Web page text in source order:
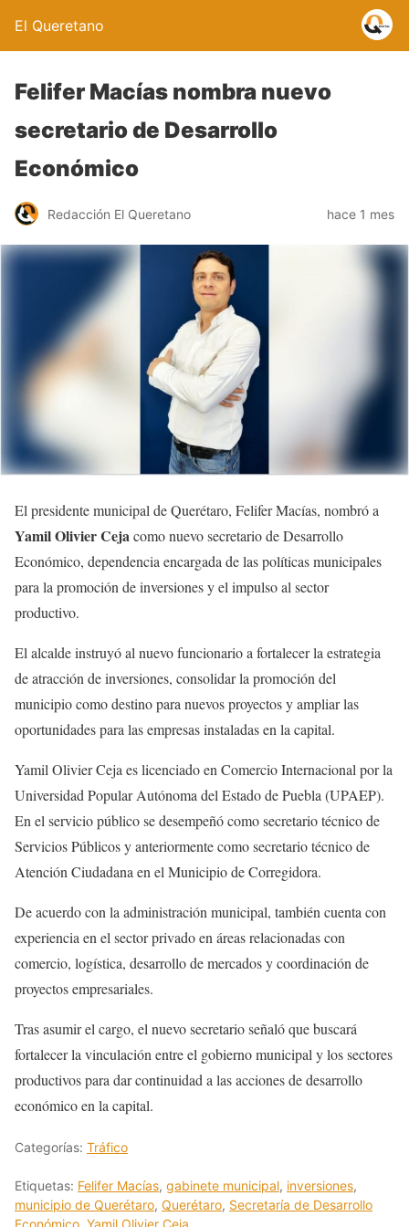
El Queretano
Felifer Macías nombra nuevo
secretario de Desarrollo
Económico
Redacción El Queretano hace 1 mes
El presidente municipal de Querétaro, Felifer Macías, nombró a
Yamil Olivier Cejacomo nuevo secretario de Desarrollo
Económico, dependencia encargada de las políticas municipales
para la promoción de inversiones y el impulso al sector
productivo.
El alcalde instruyó al nuevo funcionario a fortalecer la estrategia
de atracción de inversiones, consolidar la promoción del
municipio como destino para nuevos proyectos y ampliar las
oportunidades para las empresas instaladas en la capital.
Yamil Olivier Ceja es licenciado en Comercio Internacional por la
Universidad Popular Autónoma del Estado de Puebla (UPAEP).
En el servicio público se desempeñó como secretario técnico de
Servicios Públicos y anteriormente como secretario técnico de
Atención Ciudadana en el Municipio de Corregidora.
De acuerdo con la administración municipal, también cuenta con
experiencia en el sector privado en áreas relacionadas con
comercio, logística, desarrollo de mercados y coordinación de
proyectos empresariales.
Tras asumir el cargo, el nuevo secretario señaló que buscará
fortalecer la vinculación entre el gobierno municipal y los sectores
productivos para dar continuidad a las acciones de desarrollo
económico en la capital.
Categorías: Tráfico
Etiquetas: Felifer Macías, gabinete municipal, inversiones,
municipio de Querétaro, Querétaro, Secretaría de Desarrollo
Económico Yamil Olivier Ceja